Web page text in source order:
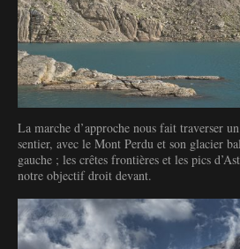
La marche d’approche nous fait traverser
sentier, avec le Mont Perdu et son glacier
gauche ; les crêtes frontières et les pics
notre objectif droit devant.